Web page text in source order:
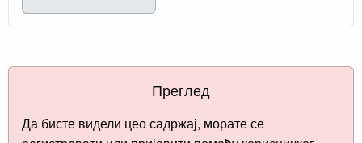
Преглед
Да бисте видели цео садржај, морате се